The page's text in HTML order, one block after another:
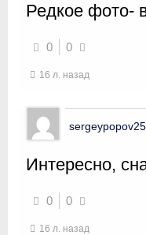
Редкое фото-
0 0
16 л. назад
Интересно,
0 0
16 л. назад